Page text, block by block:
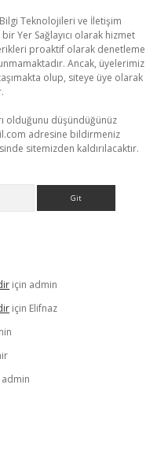
Bilgi Teknolojileri ve İletişim
Yer Sağlayıcı olarak hizmet
proaktif olarak denetleme
Ancak, üyelerimiz
olup, siteye üye olarak
olduğunu düşündüğünüz
adresine bildirmeniz
sitemizden kaldırılacaktır.
için admin
için Elifnaz
admin